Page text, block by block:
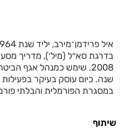
בדרגת סא״ל (מיל׳), מדריך
שנה. כיום עוסק בעיקר בפעילות
במסגרת הפורמלית והבלתי
שיתוף